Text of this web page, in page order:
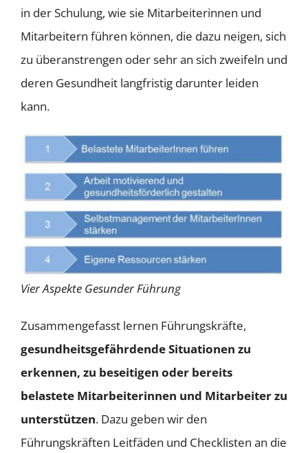
in der Schulung, wie sie Mitarbeiterinnen und
Mitarbeitern führen können, die dazu neigen, sich
zu überanstrengen oder sehr an sich zweifeln und
deren Gesundheit langfristig darunter leiden
kann.
Vier Aspekte Gesunder Führung
Zusammengefasst lernen Führungskräfte,
gesundheitsgefährdende Situationen zu
erkennen, zu beseitigen oder bereits
belastete Mitarbeiterinnen und Mitarbeiter zu
unterstützen. Dazu geben wir den
Führungskräften Leitfäden und Checklisten an die